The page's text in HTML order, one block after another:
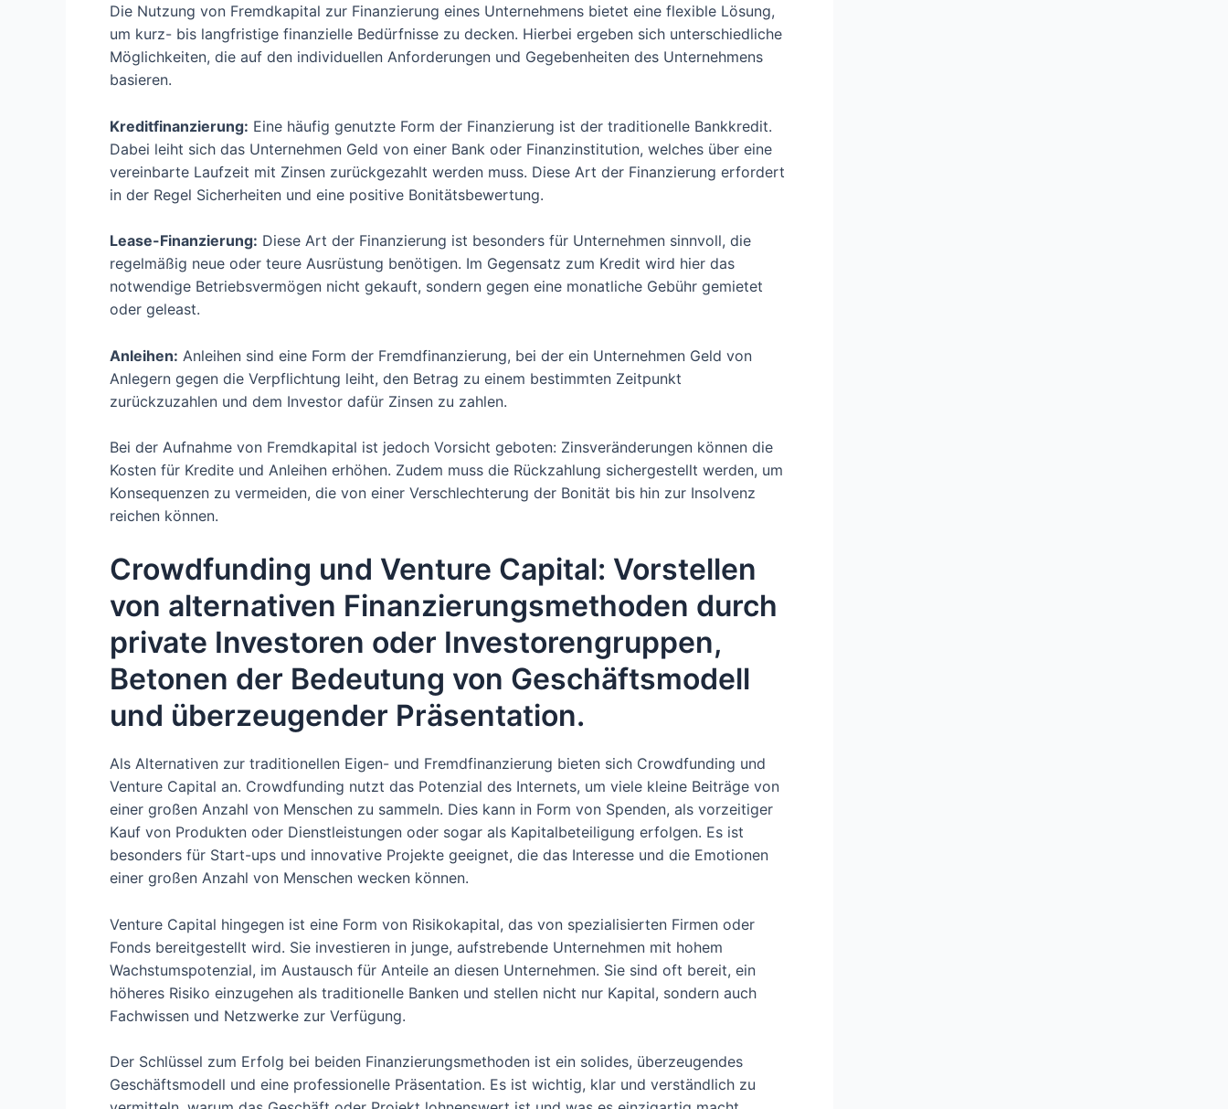
Die Nutzung von Fremdkapital zur Finanzierung eines Unternehmens bietet eine flexible Lösung,
um kurz- bis langfristige finanzielle Bedürfnisse zu decken. Hierbei ergeben sich unterschiedliche
Möglichkeiten, die auf den individuellen Anforderungen und Gegebenheiten des Unternehmens
basieren.
Kreditfinanzierung: Eine häufig genutzte Form der Finanzierung ist der traditionelle Bankkredit.
Dabei leiht sich das Unternehmen Geld von einer Bank oder Finanzinstitution, welches über eine
vereinbarte Laufzeit mit Zinsen zurückgezahlt werden muss. Diese Art der Finanzierung erfordert
in der Regel Sicherheiten und eine positive Bonitätsbewertung.
Lease-Finanzierung: Diese Art der Finanzierung ist besonders für Unternehmen sinnvoll, die
regelmäßig neue oder teure Ausrüstung benötigen. Im Gegensatz zum Kredit wird hier das
notwendige Betriebsvermögen nicht gekauft, sondern gegen eine monatliche Gebühr gemietet
oder geleast.
Anleihen: Anleihen sind eine Form der Fremdfinanzierung, bei der ein Unternehmen Geld von
Anlegern gegen die Verpflichtung leiht, den Betrag zu einem bestimmten Zeitpunkt
zurückzuzahlen und dem Investor dafür Zinsen zu zahlen.
Bei der Aufnahme von Fremdkapital ist jedoch Vorsicht geboten: Zinsveränderungen können die
Kosten für Kredite und Anleihen erhöhen. Zudem muss die Rückzahlung sichergestellt werden, um
Konsequenzen zu vermeiden, die von einer Verschlechterung der Bonität bis hin zur Insolvenz
reichen können.
Crowdfunding und Venture Capital: Vorstellen
von alternativen Finanzierungsmethoden durch
private Investoren oder Investorengruppen,
Betonen der Bedeutung von Geschäftsmodell
und überzeugender Präsentation.
Als Alternativen zur traditionellen Eigen- und Fremdfinanzierung bieten sich Crowdfunding und
Venture Capital an. Crowdfunding nutzt das Potenzial des Internets, um viele kleine Beiträge von
einer großen Anzahl von Menschen zu sammeln. Dies kann in Form von Spenden, als vorzeitiger
Kauf von Produkten oder Dienstleistungen oder sogar als Kapitalbeteiligung erfolgen. Es ist
besonders für Start-ups und innovative Projekte geeignet, die das Interesse und die Emotionen
einer großen Anzahl von Menschen wecken können.
Venture Capital hingegen ist eine Form von Risikokapital, das von spezialisierten Firmen oder
Fonds bereitgestellt wird. Sie investieren in junge, aufstrebende Unternehmen mit hohem
Wachstumspotenzial, im Austausch für Anteile an diesen Unternehmen. Sie sind oft bereit, ein
höheres Risiko einzugehen als traditionelle Banken und stellen nicht nur Kapital, sondern auch
Fachwissen und Netzwerke zur Verfügung.
Der Schlüssel zum Erfolg bei beiden Finanzierungsmethoden ist ein solides, überzeugendes
Geschäftsmodell und eine professionelle Präsentation. Es ist wichtig, klar und verständlich zu